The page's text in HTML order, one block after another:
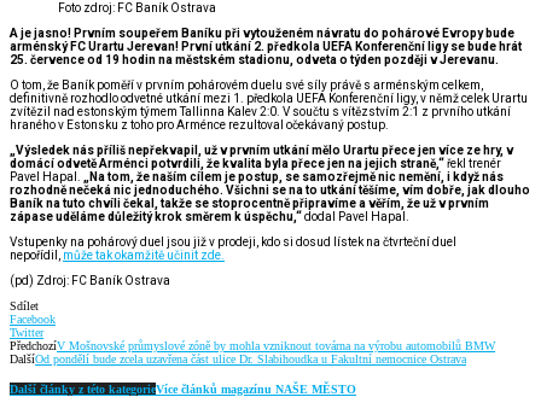
Foto zdroj: FC Baník Ostrava
A je jasno! Prvním soupeřem Baníku při vytouženém návratu do pohárové Evropy bude
arménský FC Urartu Jerevan! První utkání 2. předkola UEFA Konferenční ligy se bude hrát
25. července od 19 hodin na městském stadionu, odveta o týden později v Jerevanu.
O tom, že Baník poměří v prvním pohárovém duelu své síly právě s arménským celkem,
definitivně rozhodlo odvetné utkání mezi 1. předkola UEFA Konferenční ligy, v němž celek Urartu
zvítězil nad estonským týmem Tallinna Kalev 2:0. V součtu s vítězstvím 2:1 z prvního utkání
hraného v Estonsku z toho pro Arménce rezultoval očekávaný postup.
„Výsledek nás příliš nepřekvapil, už v prvním utkání mělo Urartu přece jen více ze hry, v
domácí odvetě Arménci potvrdili, že kvalita byla přece jen na jejich straně,“řekl trenér
Pavel Hapal. „Na tom, že naším cílem je postup, se samozřejmě nic nemění, i když nás
rozhodně nečeká nic jednoduchého. Všichni se na to utkání těšíme, vím dobře, jak dlouho
Baník na tuto chvíli čekal, takže se stoprocentně připravíme a věřím, že už v prvním
zápase uděláme důležitý krok směrem k úspěchu,“dodal Pavel Hapal.
Vstupenky na pohárový duel jsou již v prodeji, kdo si dosud lístek na čtvrteční duel
nepořídil, může tak okamžitě učinit zde.
(pd) Zdroj: FC Baník Ostrava
Sdílet
Facebook
Twitter
PředchozíV Mošnovské průmyslové zóně by mohla vzniknout továrna na výrobu automobilů BMW
DalšíOd pondělí bude zcela uzavřena část ulice Dr. Slabihoudka u Fakultní nemocnice Ostrava
Další články z této kategorieVíce článků magazínu NAŠE MĚSTO